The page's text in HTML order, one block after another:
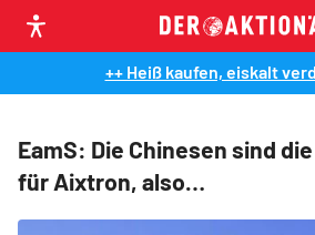
++ Heiß kaufen, eiskalt
EamS: Die Chinesen sind
für Aixtron, also…